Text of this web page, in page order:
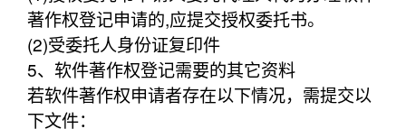
著作权登记申请的,应提交授权委托书。
(2)受委托人身份证复印件
5、软件著作权登记需要的其它资料
若软件著作权申请者存在以下情况，需提交以
下文件：